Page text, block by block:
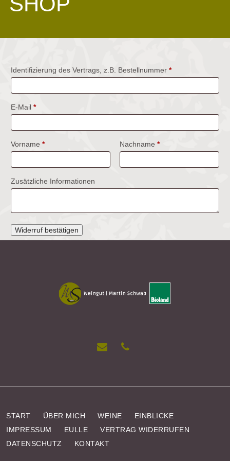
Identifizierung des Vertrags, z.B. Bestellnummer *
E-Mail *
E-
Vorname * Nachname*
Zusätzliche Informationen
Widerruf bestätigen
START ÜBER MICH WEINE
EINBLICKE
IMPRESSUM
EULLE
VERTRAG WIDERRUFEN
DATENSCHUTZ
KONTAKT